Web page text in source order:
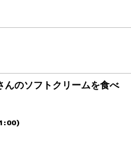
んのソフトクリームを食べ